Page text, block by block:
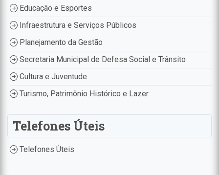
Educação e Esportes
Infraestrutura e Serviços Públicos
Planejamento da Gestão
Secretaria Municipal de Defesa Social e Trânsito
Cultura e Juventude
Turismo, Patrimônio Histórico e Lazer
Telefones Úteis
Telefones Úteis